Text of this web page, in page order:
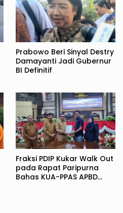
Prabowo Beri Sinyal Destry
Damayanti Jadi Gubernur
BI Definitif
Fraksi PDIP Kukar Walk Out
pada Rapat Paripurna
Bahas KUA-PPAS APBD